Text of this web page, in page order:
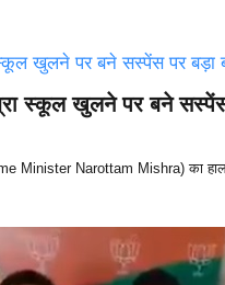
स्कूल खुलने पर बने
Minister Narottam Mishra) का